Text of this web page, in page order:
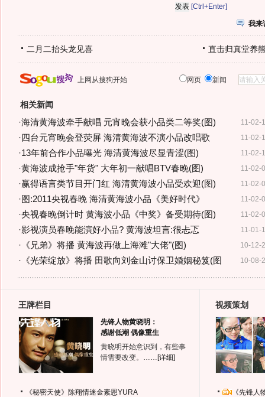
[Ctrl+Enter]
我来
二月二抬头龙见喜 直击归真堂养
上网从搜狗开始 网页 新闻
相关新闻
11-02-
·海清黄海波牵手献唱 元宵晚会获小品类二等奖(图)
11-02-
· 四台元宵晚会登荧屏 海清黄海波不演小品改唱歌
11-02-
·13年前合作小品曝光 海清黄海波尽显青涩(图)
11-02-
·黄海波成抢手"年货" 大年初一献唱BTV春晚(图)
11-02-
·赢得语言类节目开门红 海清黄海波小品受欢迎(图)
11-02-
· 图:2011央视春晚 海清黄海波小品《美好时代》
11-02-
·央视春晚倒计时 黄海波小品《中奖》备受期待(图)
11-01-
·影视演员春晚能演好小品? 黄海波坦言:很忐忑
10-12-
· 《兄弟》将播 黄海波再做上海滩"大佬"(图)
10-08-
· 《光荣绽放》将播 田歌向刘金山讨保卫婚姻秘笈(图
王牌栏目
先锋人物黄晓明：
感谢低潮 偶像重生
黄晓明开始意识到，有些事
情需要改变。…… [详细]
《秘密天使》陈翔情迷金素恩YURA
视频策划
《先锋